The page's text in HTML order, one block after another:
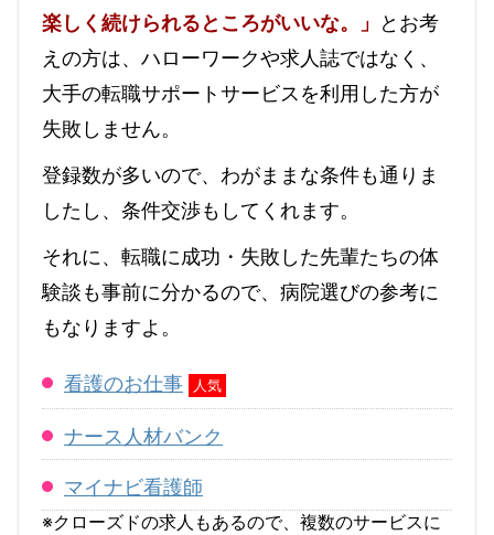
楽しく続けられるところがいいな。」
とお考
えの方は、ハローワークや求人誌ではなく、
大手の転職サポートサービスを利用した方が
失敗しません。
登録数が多いので、わがままな条件も通りま
したし、条件交渉もしてくれます。
それに、転職に成功・失敗した先輩たちの体
験談も事前に分かるので、病院選びの参考に
もなりますよ。
看護のお仕事 人気
ナース人材バンク
マイナビ看護師
※クローズドの求人もあるので、複数のサービスに